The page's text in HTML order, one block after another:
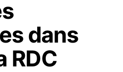
dans
RDC